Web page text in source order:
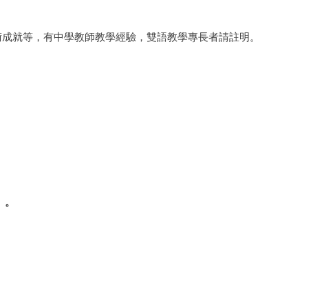
就等，有中學教師教學經驗，雙語教學專長者請註明。
。